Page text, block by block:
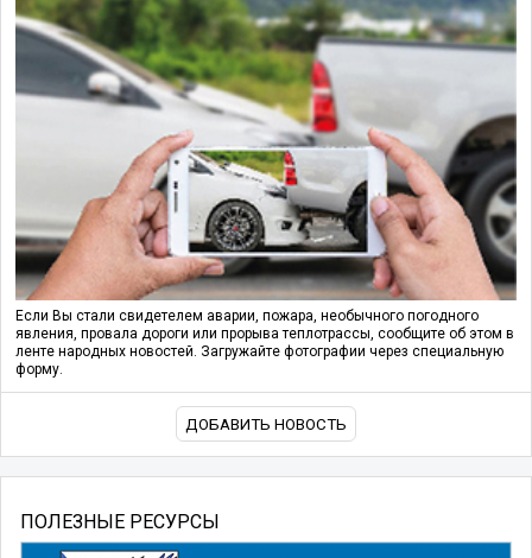
Если Вы стали свидетелем аварии, пожара, необычного погодного
явления, провала дороги или прорыва теплотрассы, сообщите об этом в
ленте народных новостей. Загружайте фотографии через специальную
форму.
ДОБАВИТЬ НОВОСТЬ
ПОЛЕЗНЫЕ РЕСУРСЫ